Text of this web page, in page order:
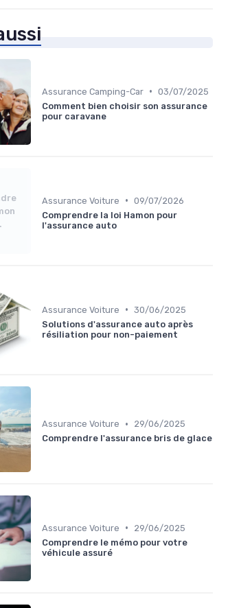
Assurance Camping-Car • 03/07/2025
Comment bien choisir son assurance
pour caravane
Assurance Voiture • 09/07/2026
Comprendre la loi Hamon pour
l'assurance auto
Assurance Voiture • 30/06/2025
Solutions d'assurance auto après
résiliation pour non-paiement
Assurance Voiture •
29/06/2025
Comprendre l'assurance bris de glace
Assurance Voiture •
29/06/2025
Comprendre le mémo pour votre
véhicule assuré